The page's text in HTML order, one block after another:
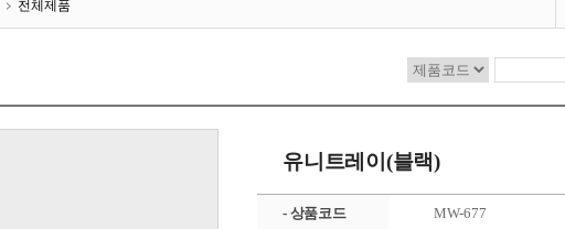
전체제품
유니트레이(블랙)
- 상품코드 MW-677